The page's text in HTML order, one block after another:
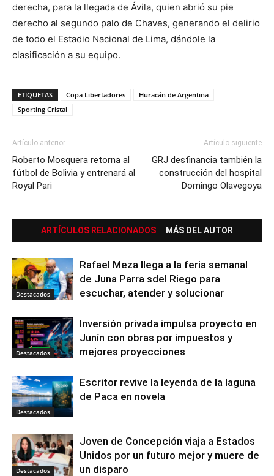
derecha, para la llegada de Ávila, quien abrió su pie
derecho al segundo palo de Chaves, generando el delirio
de todo el Estadio Nacional de Lima, dándole la
clasificación a su equipo.
ETIQUETAS Copa Libertadores
Huracán de Argentina
Sporting Cristal
Artículo anterior
Roberto Mosquera retorna al
fútbol de Bolivia y entrenará al
Royal Pari
Artículo siguiente
GRJ desfinancia también la
construcción del hospital
Domingo Olavegoya
ARTÍCULOS RELACIONADOS MÁS DEL AUTOR
Destacados
Rafael Meza llega a la feria semanal
de Juna Parra sdel Riego para
escuchar, atender y solucionar
Destacados
Inversión privada impulsa proyecto en
Junín con obras por impuestos y
mejores proyecciones
Destacados
Escritor revive la leyenda de la laguna
de Paca en novela
Destacados
Joven de Concepción viaja a Estados
Unidos por un futuro mejor y muere de
un disparo